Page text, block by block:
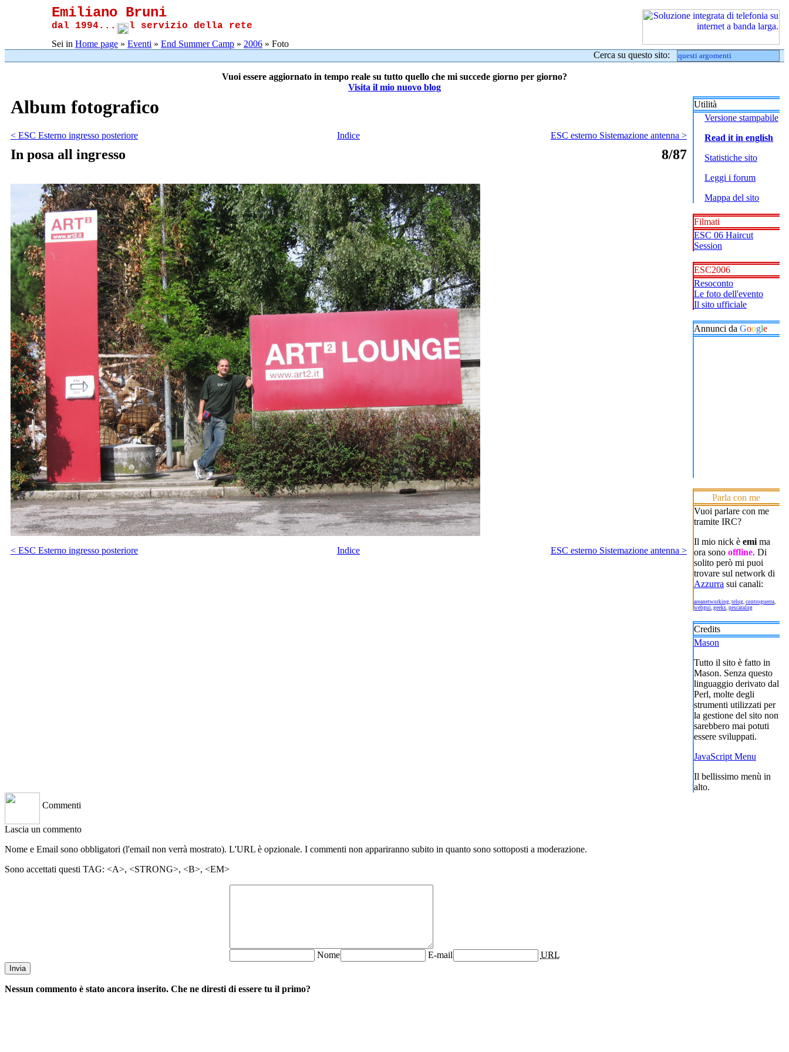
Emiliano Bruni
dal 1994... l servizio della rete
Sei in Home page » Eventi » End Summer Camp » 2006 » Foto
Cerca su questo sito:
Vuoi essere aggiornato in tempo reale su tutto quello che mi succede giorno per giorno?
Visita il mio nuovo blog
Album fotografico
< ESC Esterno ingresso posteriore Indice ESC esterno Sistemazione antenna >
In posa all ingresso 8/87
< ESC Esterno ingresso posteriore Indice ESC esterno Sistemazione antenna >
Utilità
Versione stampabile
Read it in english
Statistiche sito
Leggi i forum
Mappa del sito
Filmati
ESC 06 Haircut
Session
ESC2006
Resoconto
Le foto dell'evento
Il sito ufficiale
Annunci da Google
Parla con me
Vuoi parlare con me
tramite IRC?
Il mio nick è emi ma
ora sono offline. Di
solito però mi puoi
trovare sul network di
Azzurra sui canali:
areanetworking, telug, controguerra,
webgui, geeks, pescaralug
Credits
Mason
Tutto il sito è fatto in
Mason. Senza questo
linguaggio derivato dal
Perl, molte degli
strumenti utilizzati per
la gestione del sito non
sarebbero mai potuti
essere sviluppati.
JavaScript Menu
Il bellissimo menù in
alto.
Commenti
Lascia un commento
Nome e Email sono obbligatori (l'email non verrà mostrato). L'URL è opzionale. I commenti non appariranno subito in quanto sono sottoposti a moderazione.
Sono accettati questi TAG: <A>, <STRONG>, <B>, <EM>
Nome E-mail URL
Invia
Nessun commento è stato ancora inserito. Che ne diresti di essere tu il primo?